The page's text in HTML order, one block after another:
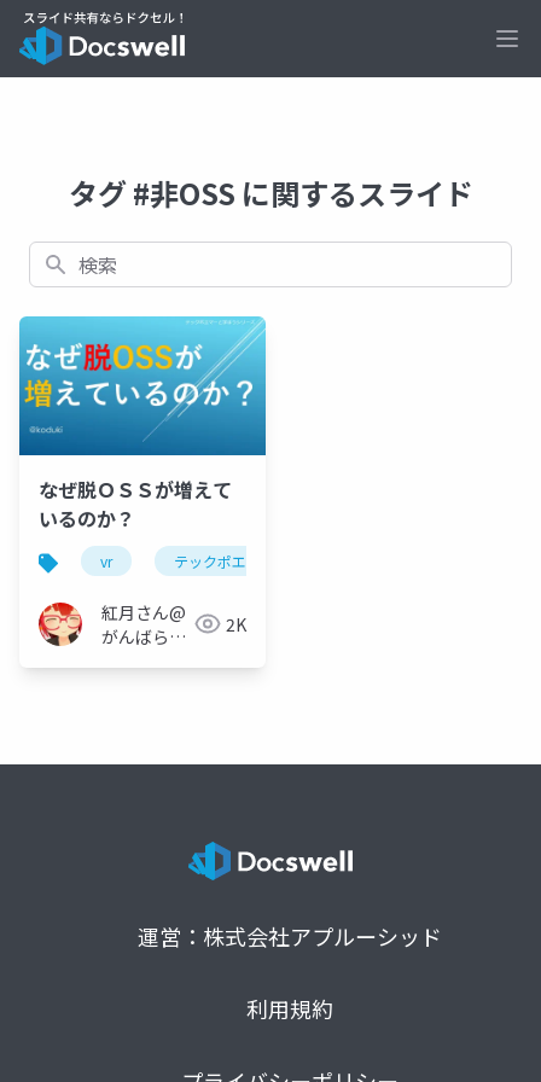
タグ #非OSS に関するスライド
検索
なぜ脱ＯＳＳが増えて
いるのか？
vr テックポエム
紅月さん@
がんばらな
2K
運営：株式会社アプルーシッド
利用規約